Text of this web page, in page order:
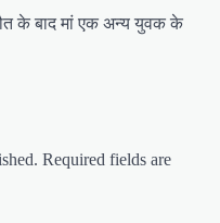
के बाद मां एक अन्य युवक के
Required fields are